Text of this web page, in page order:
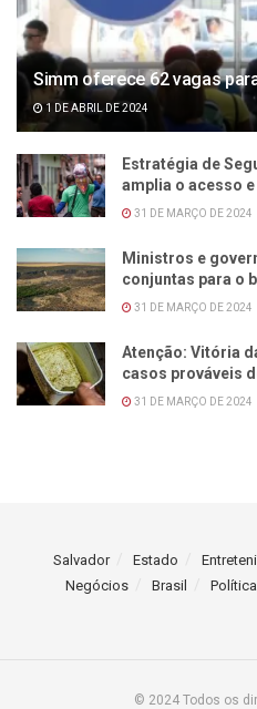
Simm oferece 62 vagas
1 DE ABRIL DE 2024
Estratégia de
amplia o acesso
31 DE MARÇO DE 2024
Ministros e
conjuntas para o
31 DE MARÇO DE 2024
Atenção: Vitória
casos prováveis
31 DE MARÇO DE 2024
Salvador Estado
Negócios
Brasil Política
© 2024 Todos os